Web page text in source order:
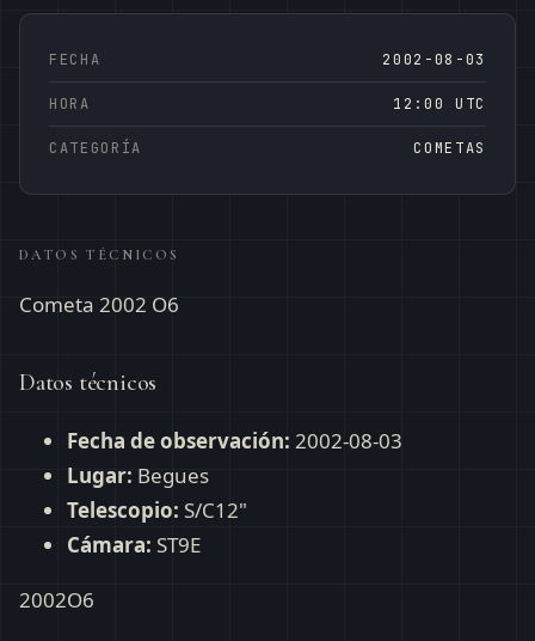
FECHA 2002-08-03
HORA 12:00 UTC
CATEGORÍA COMETAS
DATOS TÉCNICOS
Cometa 2002 O6
Datos técnicos
Fecha de observación: 2002-08-03
Lugar: Begues
Telescopio: S/C12"
Cámara: ST9E
2002O6